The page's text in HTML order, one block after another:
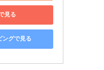
見る
ングで見る